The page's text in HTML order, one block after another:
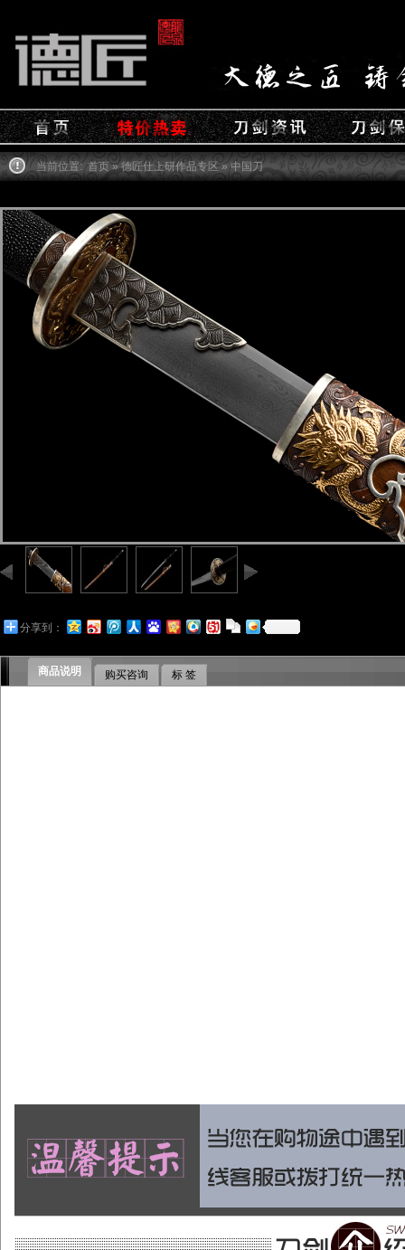
当前位置: 首页»德匠仕上研作品专区» 中国刀
分享到：
商品说明 购买咨询 标 签